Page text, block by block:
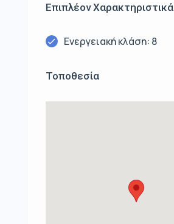
Επιπλέον Χαρακτηριστικά
Ενεργειακή κλάση: 8
Τοποθεσία